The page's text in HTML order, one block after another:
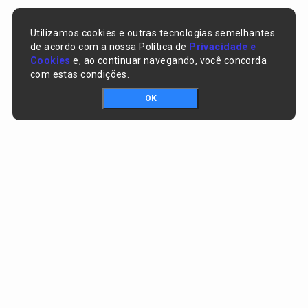
Utilizamos cookies e outras tecnologias semelhantes
de acordo com a nossa Política de Privacidade e
Cookies e, ao continuar navegando, você concorda
com estas condições.
OK